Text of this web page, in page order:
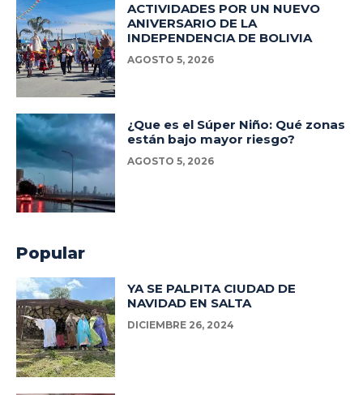
ACTIVIDADES POR UN NUEVO
ANIVERSARIO DE LA
INDEPENDENCIA DE BOLIVIA
AGOSTO 5, 2026
¿Que es el Súper Niño: Qué zonas
están bajo mayor riesgo?
AGOSTO 5, 2026
Popular
YA SE PALPITA CIUDAD DE
NAVIDAD EN SALTA
DICIEMBRE 26, 2024